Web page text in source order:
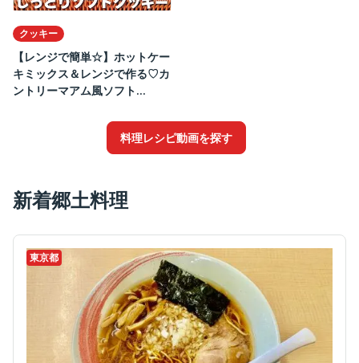
クッキー
【レンジで簡単☆】ホットケー
キミックス＆レンジで作る♡カ
ントリーマアム風ソフト...
料理レシピ動画を探す
新着郷土料理
東京都